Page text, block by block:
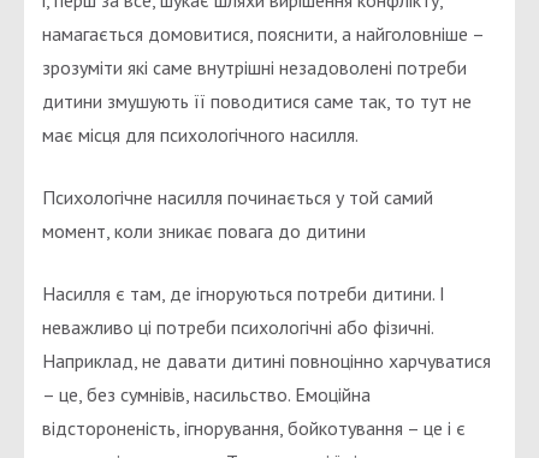
намагається домовитися, пояснити, а найголовніше –
зрозуміти які саме внутрішні незадоволені потреби
дитини змушують її поводитися саме так, то тут не
має місця для психологічного насилля.
Психологічне насилля починається у той самий
момент, коли зникає повага до дитини
Насилля є там, де ігноруються потреби дитини. І
неважливо ці потреби психологічні або фізичні.
Наприклад, не давати дитині повноцінно харчуватися
– це, без сумнівів, насильство. Емоційна
відстороненість, ігнорування, бойкотування – це і є